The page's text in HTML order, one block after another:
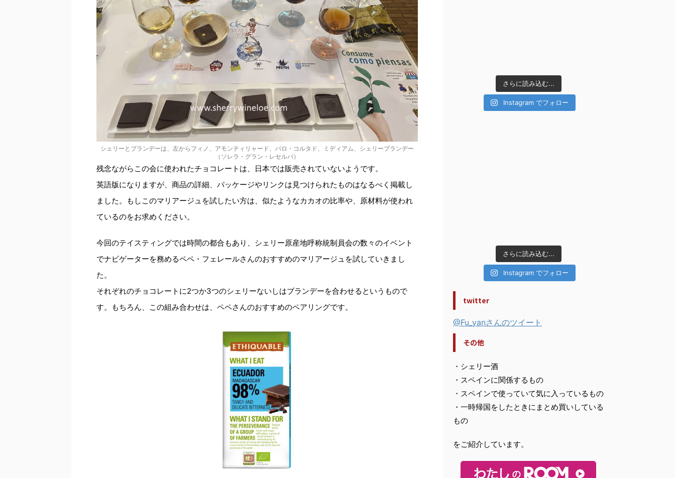
シェリーとブランデーは、左からフィノ、アモンティリャード、パロ・コルタド、ミディアム、シェリーブランデー
（ソレラ・グラン・レセルバ）
残念ながらこの会に使われたチョコレートは、日本では販売されていないようです。
英語版になりますが、商品の詳細、パッケージやリンクは見つけられたものはなるべく掲載し
ました。もしこのマリアージュを試したい方は、似たようなカカオの比率や、原材料が使われ
ているのをお求めください。
今回のテイスティングでは時間の都合もあり、シェリー原産地呼称統制員会の数々のイベント
でナビゲーターを務めるペペ・フェレールさんのおすすめのマリアージュを試していきまし
た。
それぞれのチョコレートに2つか3つのシェリーないしはブランデーを合わせるというもので
す。もちろん、この組み合わせは、ペペさんのおすすめのペアリングです。
さらに読み込む...
Instagram でフォロー
さらに読み込む...
Instagram でフォロー
twitter
@Fu_yanさんのツイート
その他
・シェリー酒
・スペインに関係するもの
・スペインで使っていて気に入っているもの
・一時帰国をしたときにまとめ買いしている
もの
をご紹介しています。